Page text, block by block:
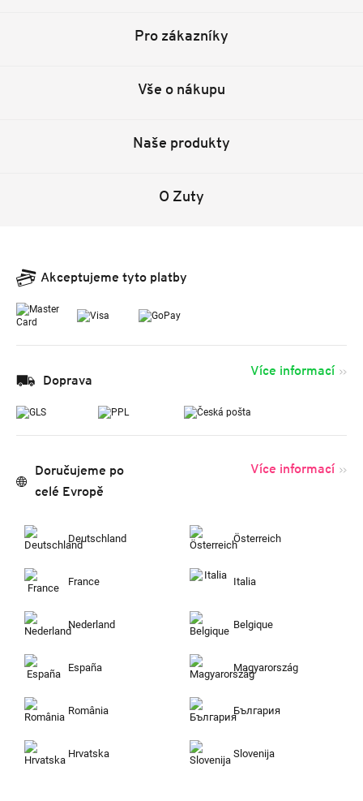
Pro zákazníky
Vše o nákupu
Naše produkty
O Zuty
Akceptujeme tyto platby
Doprava
Více informací
Doručujeme po
celé Evropě
Více informací
Deutschland Österreich
France Italia
Nederland Belgique
España Magyarország
România България
Hrvatska Slovenija